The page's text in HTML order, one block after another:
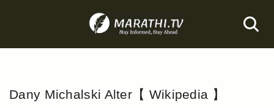
to
Dany Michalski Alter【 Wikipedia 】